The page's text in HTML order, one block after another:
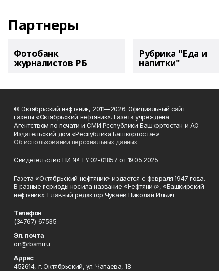
Партнеры
Фотобанк
журналистов РБ
Рубрика "Еда и
напитки"
© Октябрьский нефтяник, 2011—2026. Официальный сайт
газеты «Октябрьский нефтяник». Газета учреждена
Агентством по печати и СМИ Республики Башкортостан и АО
Издательский дом «Республика Башкортостан»
Об использовании персональных данных
Свидетельство ПИ № ТУ 02-01857 от 19.05.2025
Газета «Октябрьский нефтяник» издается с февраля 1947 года.
В разные периоды носила название «Нефтяник», «Башкирский
нефтяник». Главный редактор Чукаев Николай Ильич
Телефон
(34767) 67535
Эл. почта
on@rbsmi.ru
Адрес
452614, г. Октябрьский, ул. Чапаева, 18